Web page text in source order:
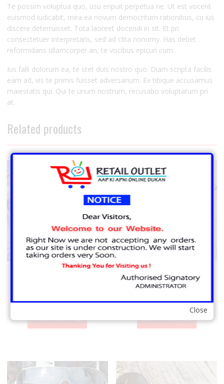
Te possim voluptua quo, usu eripuit perpetua ne. Ut est vocent
euismod iudicabit, mea ea novum democritum rationibus, cu ius
discere deterruisset. Tota laoreet docendi in sit. Et pri
consectetuer interpretaris, sed ad clita nonumy. Has debet
reformidans ullamcorper an, te vocibus epicuri cum.
Ius falli dolorum ea, te stet duis nostro quo. Diam scripta facilis
eam ad, vis te primis fuisset adversarium. Ex tibique accusamus
maiestatis qui. Qui te unum nostrum, recusabo voluptatum pri
at.
Related products
Add to cart
Normal glass
Add to cart
Close